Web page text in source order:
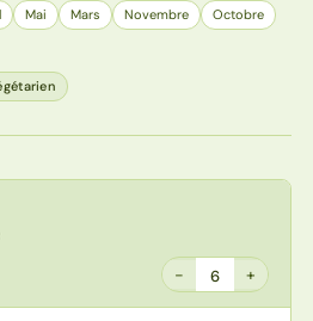
Mai Mars Novembre
Octobre
− 6 +